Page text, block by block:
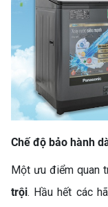
Chế độ bảo hành
Một ưu điểm quan
trội. Hầu hết các